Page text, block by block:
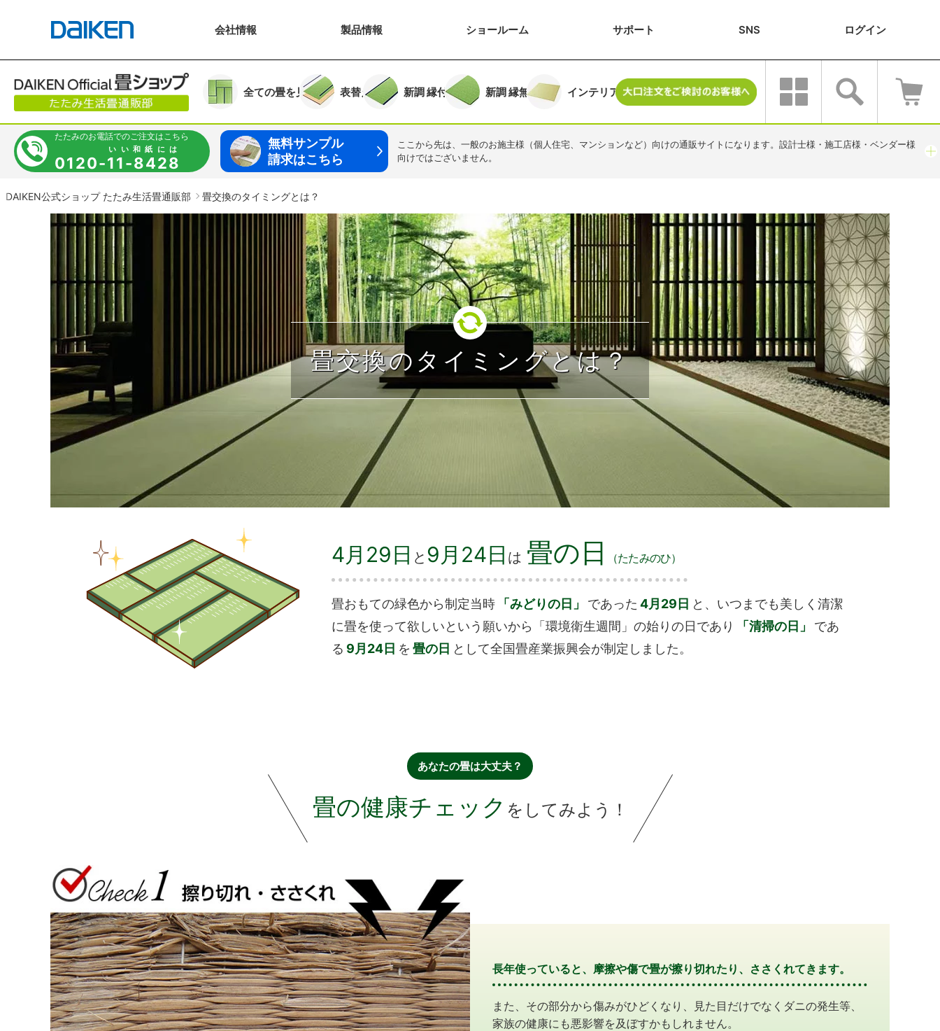
会社情報 製品情報 ショールーム サポート SNS ログイン
全ての畳を見る 表替え 新調縁付き 新調縁無し インテリア畳
たたみのお電話でのご注文はこちら
0120-11-8428
いい和紙には
無料サンプル
請求はこちら
ここから先は、一般のお施主様（個人住宅、マンションなど）向けの通販サイトになります。設計士様・施工店様・ベンダー様
向けではございません。
DAIKEN公式ショップ たたみ生活畳通販部 畳交換のタイミングとは？
畳交換の タイミングとは？
4月29日 と 9月24日 は 畳の日 （たたみのひ）
畳おもての緑色から制定当時 「みどりの日」 であった 4月29日 と、いつまでも美しく清潔
に畳を使って欲しいという願いから「環境衛生週間」の始りの日であり
「清掃の日」
であ
る 9月24日 を 畳の日 として全国畳産業振興会が制定しました。
あなたの畳は大丈夫？
畳の健康チェック をしてみよう！
長年使っていると、摩擦や傷で畳が擦り切れたり、ささくれてきます。
また、その部分から傷みがひどくなり、見た目だけでなくダニの発生等、
家族の健康にも悪影響を及ぼすかもしれません。